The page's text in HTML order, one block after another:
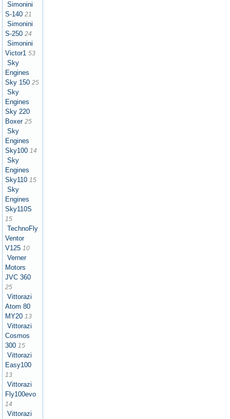
Simonini
S-140 21
Simonini
S-250 24
Simonini
Victor1 53
Sky
Engines
Sky 150 25
Sky
Engines
Sky 220
Boxer 25
Sky
Engines
Sky100 14
Sky
Engines
Sky110 15
Sky
Engines
Sky110S
15
TechnoFly
Ventor
V125 10
Verner
Motors
JVC 360
25
Vittorazi
Atom 80
MY20 13
Vittorazi
Cosmos
300 15
Vittorazi
Easy100
13
Vittorazi
Fly100evo
14
Vittorazi